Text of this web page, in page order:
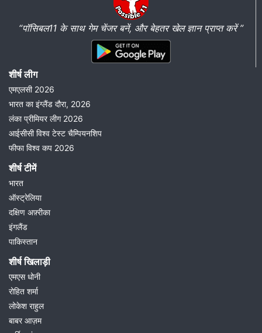
“पॉसिबल11 के साथ गेम चेंजर बनें, और बेहतर खेल ज्ञान प्राप्त करें ”
शीर्ष लीग
एमएलसी 2026
भारत का इंग्लैंड दौरा, 2026
लंका प्रीमियर लीग 2026
आईसीसी विश्व टेस्ट चैम्पियनशिप
फीफा विश्व कप 2026
शीर्ष टीमें
भारत
ऑस्ट्रेलिया
दक्षिण अफ़्रीका
इंगलैंड
पाकिस्तान
शीर्ष खिलाड़ी
एमएस धोनी
रोहित शर्मा
लोकेश राहुल
बाबर आज़म